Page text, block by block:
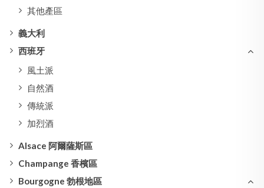
其他產區
義大利
西班牙
風土派
自然酒
傳統派
加烈酒
Alsace 阿爾薩斯區
Champange 香檳區
Bourgogne 勃根地區